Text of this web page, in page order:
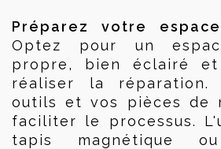
Préparez votre
Optez pour un
propre, bien éclairé et
réaliser la réparation.
outils et vos pièces de
faciliter le processus.
tapis magnétique